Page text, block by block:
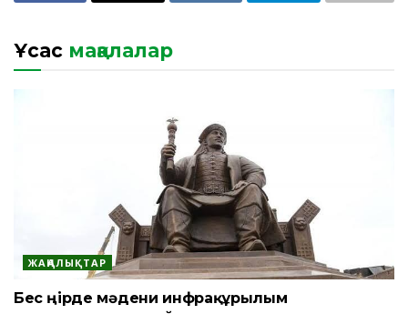
Ұқсас мақалалар
ЖАҢАЛЫҚТАР
Бес өңірде мәдени инфрақұрылым